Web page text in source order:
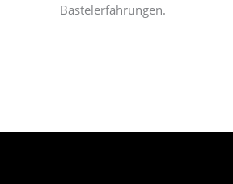
Bastelerfahrungen.